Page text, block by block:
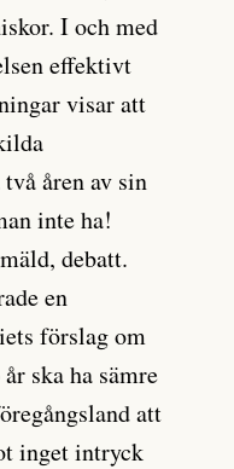
I och med
effektivt
visar att
åren av sin
inte ha!
debatt.
en
förslag om
ska ha sämre
att
inget intryck